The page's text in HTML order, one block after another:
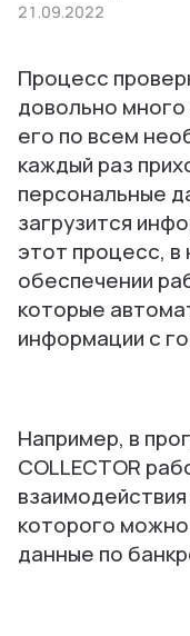
21.09.2022
Процесс
довольно
его по всем
каждый раз
персональные
загрузится
этот процесс,
обеспечении
которые
информации с
Например, в
COLLECTOR
которого можно
данные по